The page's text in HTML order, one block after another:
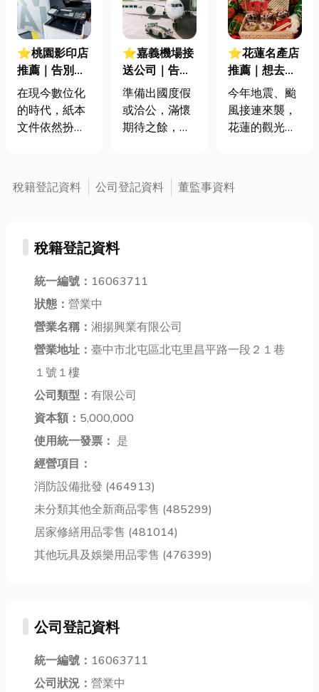
⭐桃園影印店
推薦｜告別超
商限制，發掘
專業影印的無
限可能！
在現今數位化
的時代，紙本
文件依然扮演
學術報告、商
業簡報，或是
足您的需求。
中，該如何找
到最適合自己
的影印方式和
店家呢？本文
將詳細介紹專
業影印店為何
帶您認識多樣
化的特色影
⭐嘉義機場接
送公司｜告別
機場交通惡
夢！一篇搞懂
機場接送所有
優勢
準備出國度假
或洽公，滿懷
期待之餘，是
些許頭疼？提
著大件行李趕
費不透明？別
損耗你對旅行
的興奮，也別
情！其實，機
場接送服務正
是...
⭐花蓮名產店
推薦｜想去花
蓮玩？ 領補助
再出發！ 加碼
推薦必買名產
今年地震、颱
風接連來襲，
花蓮的觀光真
擔心！交通部
觀光署推出
過最有名的花
稅籍登記資料 公司登記資料 董監事資料
稅籍登記資料
統一編號： 16063711
狀態： 營業中
營業名稱： 湘揚興業有限公司
營業地址： 臺中市北屯區北屯里昌平路一段２１巷
１號１樓
公司類型： 有限公司
資本額： 5,000,000
使用統一發票： 是
經營項目：
消防設備批發 (464913)
未分類其他全新商品零售 (485299)
居家修繕用品零售 (481014)
其他玩具及娛樂用品零售 (476399)
公司登記資料
統一編號： 16063711
公司狀況： 營業中